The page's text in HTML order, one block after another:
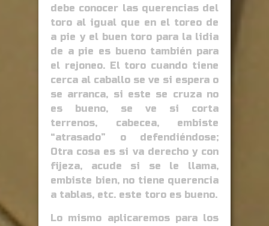
debe conocer las querencias del
toro al igual que en el toreo de
a pie y el buen toro para la lidia
de a pie es bueno también para
el rejoneo. El toro cuando tiene
cerca al caballo se ve si espera o
se arranca, si este se cruza no
es bueno, se ve si corta
terrenos, cabecea, embiste
“atrasado” o defendiéndose;
Otra cosa es si va derecho y con
fijeza, acude si se le llama,
embiste bien, no tiene querencia
a tablas, etc. este toro es bueno.
Lo mismo aplicaremos para los